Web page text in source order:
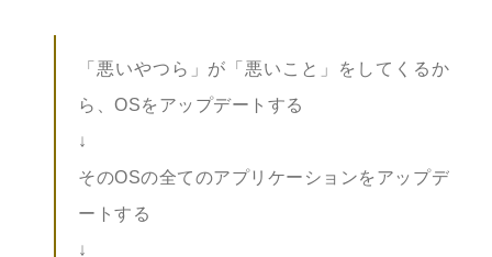
「悪いやつら」が「悪いこと」をしてくるか
ら、OSをアップデートする
↓
そのOSの全てのアプリケーションをアップデ
ートする
↓